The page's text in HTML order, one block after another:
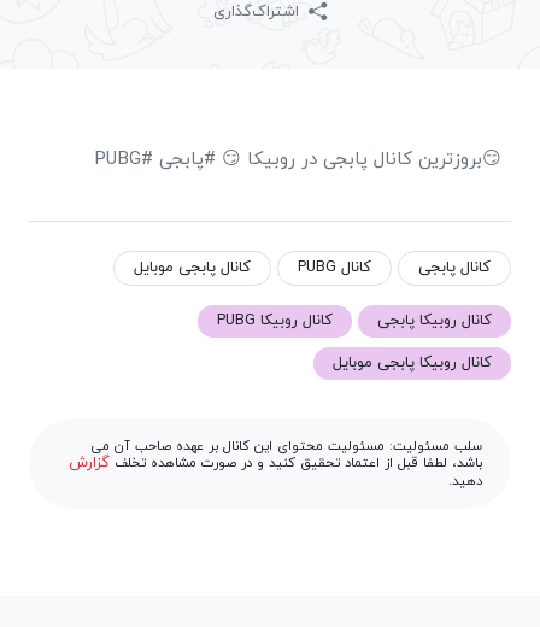
اشتراک‌گذاری
😏بروزترین کانال پابجی در روبیکا 😏 #پابجی #PUBG
کانال پابجی کانال PUBG کانال پابجی موبایل
کانال روبیکا پابجی
کانال روبیکا PUBG
کانال روبیکا پابجی موبایل
سلب مسئولیت: مسئولیت محتوای این کانال بر عهده صاحب آن می
باشد، لطفا قبل از اعتماد تحقیق کنید و در صورت مشاهده تخلف گزارش
دهید.